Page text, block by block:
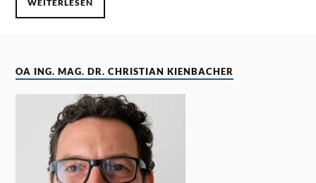
WEITERLESEN
OA ING. MAG. DR. CHRISTIAN KIENBACHER